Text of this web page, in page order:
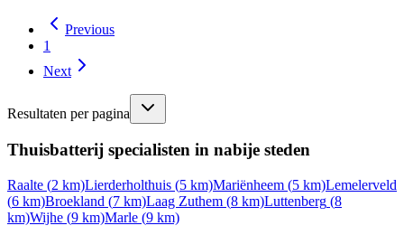
Previous
1
Next
Resultaten per pagina
Thuisbatterij specialisten in nabije steden
Raalte (2 km)Lierderholthuis (5 km)Mariënheem (5 km)Lemelerveld
(6 km)Broekland (7 km)Laag Zuthem (8 km)Luttenberg (8
km)Wijhe (9 km)Marle (9 km)